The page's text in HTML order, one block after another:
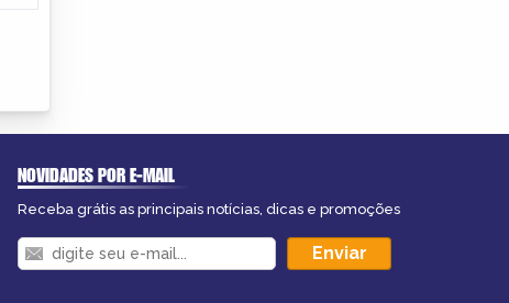
NOVIDADES POR E-MAIL
Receba grátis as principais notícias, dicas e promoções